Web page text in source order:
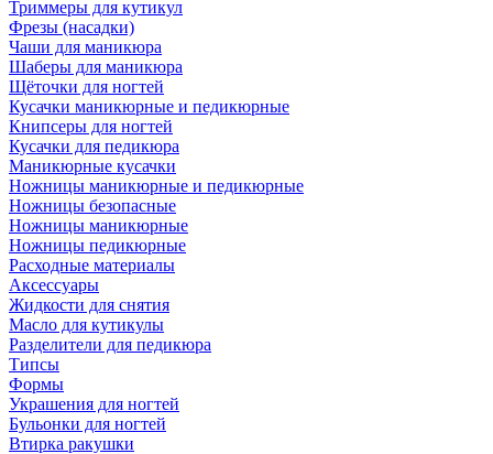
Триммеры для кутикул
Фрезы (насадки)
Чаши для маникюра
Шаберы для маникюра
Щёточки для ногтей
Кусачки маникюрные и педикюрные
Книпсеры для ногтей
Кусачки для педикюра
Маникюрные кусачки
Ножницы маникюрные и педикюрные
Ножницы безопасные
Ножницы маникюрные
Ножницы педикюрные
Расходные материалы
Аксессуары
Жидкости для снятия
Масло для кутикулы
Разделители для педикюра
Типсы
Формы
Украшения для ногтей
Бульонки для ногтей
Втирка ракушки